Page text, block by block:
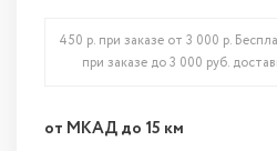
450 р. при заказе от 3 000 р.
при заказе до 3 000 руб.
от МКАД до 15 км